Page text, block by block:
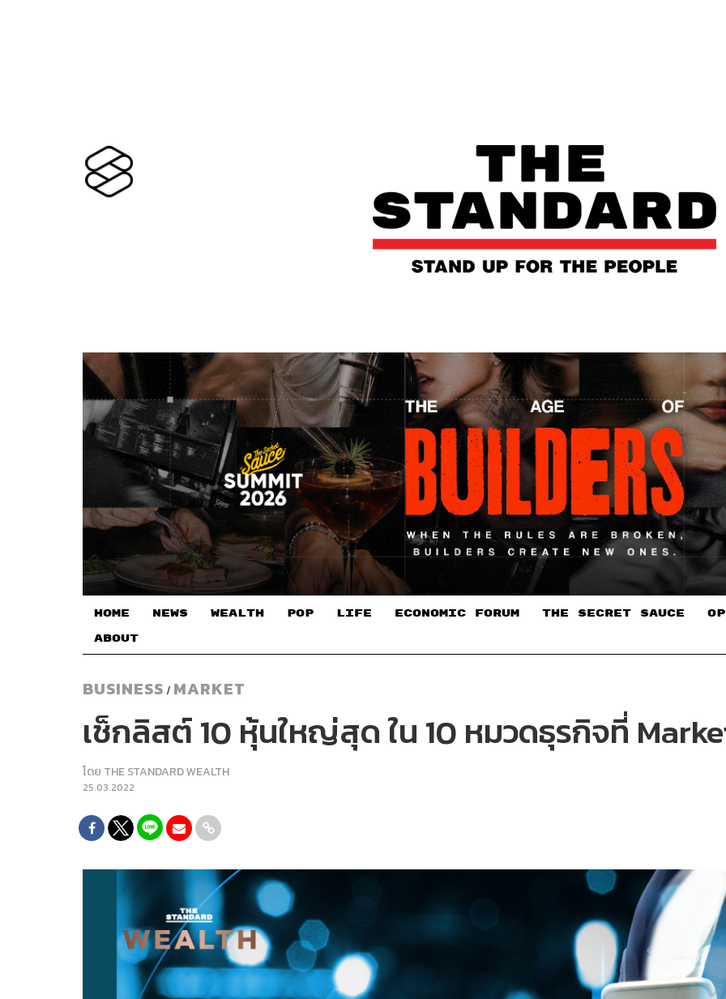
HOME NEWS WEALTH POP LIFE ECONOMIC FORUM THE SECRET SAUCE​
ABOUT
BUSINESS / MARKET
เช็กลิสต์ 10 หุ้นใหญ่สุด ใน 10 หมวดธุรกิจที่
โดย THE STANDARD WEALTH
25.03.2022